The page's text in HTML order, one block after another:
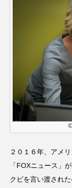
LATE SHIFT
lets追求the牛肉
MOCOコレク
Playground/校庭
SANDA
２０１６年、アメ
「FOXニュース」が
クビを言い渡され